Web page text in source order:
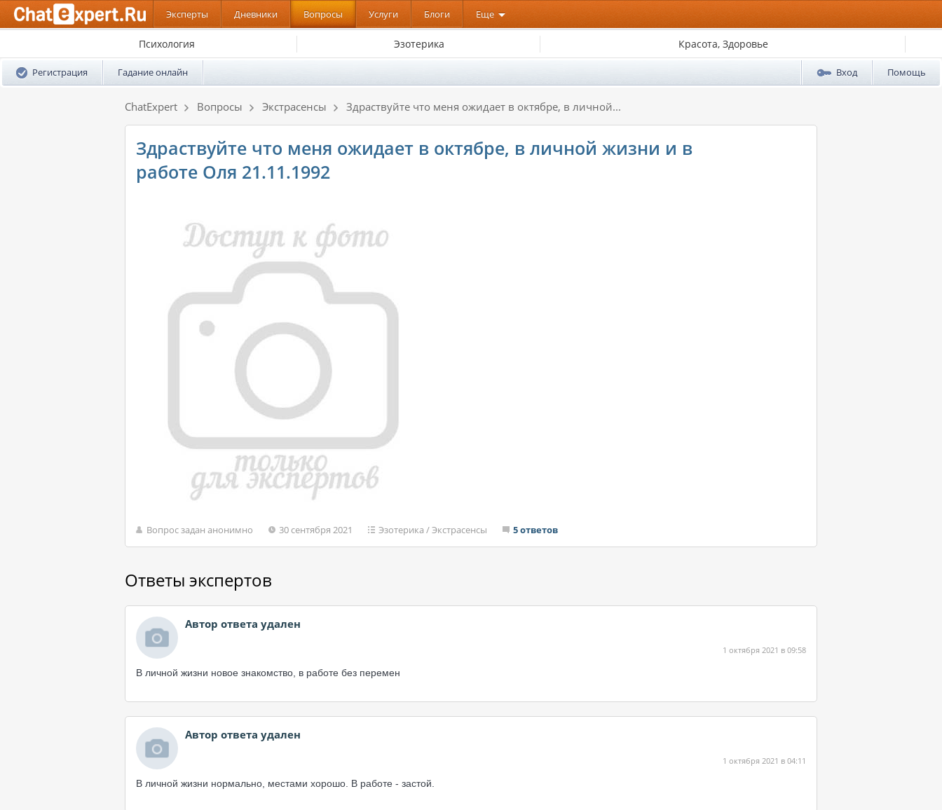
Эксперты Дневники Вопросы Услуги Блоги Еще
Психология Эзотерика Красота, Здоровье
Регистрация Гадание онлайн Вход Помощь
ChatExpert Вопросы Экстрасенсы Здраствуйте что меня ожидает в октябре, в личной...
Здраствуйте что меня ожидает в октябре, в личной жизни и в
работе Оля 21.11.1992
Вопрос задан анонимно 30 сентября 2021 Эзотерика /Экстрасенсы 5 ответов
Ответы экспертов
Автор ответа удален
1 октября 2021 в 09:58
В личной жизни новое знакомство, в работе без перемен
Автор ответа удален
1 октября 2021 в 04:11
В личной жизни нормально, местами хорошо. В работе - застой.